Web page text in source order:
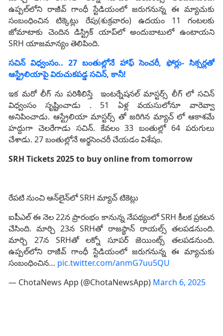
ఉప్పల్‌లోని రాజీవ్ గాంధీ స్టేడియంలో జరుగనున్న ఈ మ్యాచుకు
సంబంధించిన టిక్కెట్లు రేపు(శుక్రవారం) ఉదయం 11 గంటలకు
జోమాటాకు చెందిన డిస్ట్రిక్ యాప్‌లో అందుబాటులో ఉంటాయని
SRH యాజమాన్యం తెలిపింది.
సచిన్ విధ్వంసం.. 27 బంతుల్లోనే హాఫ్ సెంచరీ, ఫోర్లు- సిక్సర్లతో
ఆస్ట్రేలియాపై విరుచుకపడ్డ సచిన్, కానీ!
ఇక మరో లీగ్ ను పరిశీలిస్తే ఇంటర్నేషనల్ మాస్టర్స్ లీగ్ లో సచిన్
విధ్వంసం సృష్టించాడు . 51 ఏళ్ల వయసులోనూ వారెవ్వా
అనిపించాడు. ఆస్ట్రేలియా మాస్టర్స్ తో జరిగిన మ్యాచ్ లో ఆకాశమే
హద్దుగా చెలరేగాడు సచిన్. కేవలం 33 బంతుల్లో 64 పరుగులు
చేశాడు. 27 బంతుల్లోనే అర్థసెంచరీ చేయడం విశేషం.
SRH Tickets 2025 to buy online from tomorrow
రేపటి నుంచి ఆన్‌లైన్‌లో SRH మ్యాచ్ టికెట్లు
ఐపీఎల్ ఈ నెల 22న ప్రారంభం కానున్న నేపథ్యంలో SRH కీలక ప్రకటన
చేసింది. మార్చి 23న SRHతో రాజస్థాన్ రాయల్స్ తలపడనుంది.
మార్చి 27న SRHతో లక్నో సూపర్ జెయింట్స్ తలపడనుంది.
ఉప్పల్‌లోని రాజీవ్ గాంధీ స్టేడియంలో జరుగనున్న ఈ మ్యాచుకు
సంబంధించిన… pic.twitter.com/anmG7uu5QU
— ChotaNews App (@ChotaNewsApp) March 6, 2025